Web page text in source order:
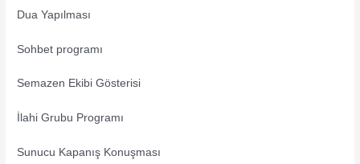
Dua Yapılması
Sohbet programı
Semazen Ekibi Gösterisi
İlahi Grubu Programı
Sunucu Kapanış Konuşması